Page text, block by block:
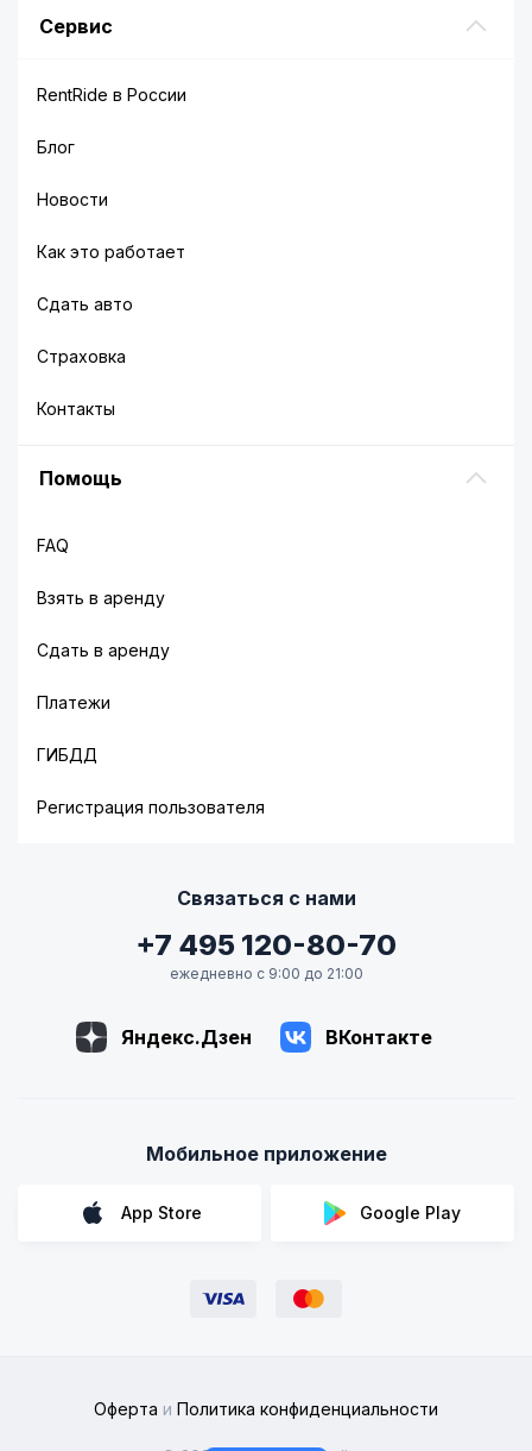
Сервис
RentRide в России
Блог
Новости
Как это работает
Сдать авто
Страховка
Контакты
Помощь
FAQ
Взять в аренду
Сдать в аренду
Платежи
ГИБДД
Регистрация пользователя
Связаться с нами
+7 495 120-80-70
ежедневно с 9:00 до 21:00
Яндекс.Дзен ВКонтакте
Мобильное приложение
App Store Google Play
Оферта и Политика конфиденциальности